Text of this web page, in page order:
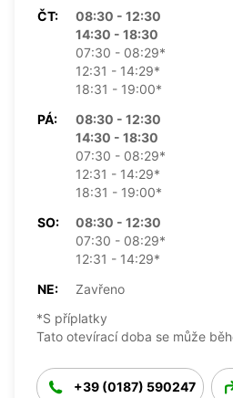
ČT:
08:30 - 12:30
14:30 - 18:30
07:30 - 08:29*
12:31 - 14:29*
18:31 - 19:00*
PÁ:
08:30 - 12:30
14:30 - 18:30
07:30 - 08:29*
12:31 - 14:29*
18:31 - 19:00*
SO:
08:30 - 12:30
07:30 - 08:29*
12:31 - 14:29*
NE:
Zavřeno
*S příplatky
Tato otevírací doba se může
+39 (0187) 590247